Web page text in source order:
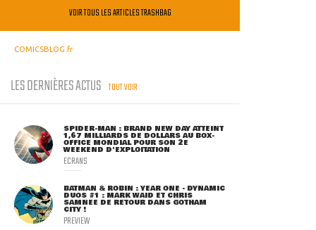
VOIR TOUS LES ARTICLES TRASHBAG
COMICSBLOG.fr
LES DERNIÈRES ACTUS TOUT VOIR
SPIDER-MAN : BRAND NEW DAY ATTEINT
1,67 MILLIARDS DE DOLLARS AU BOX-
OFFICE MONDIAL POUR SON 2E
WEEKEND D'EXPLOITATION
ECRANS
BATMAN & ROBIN : YEAR ONE - DYNAMIC
DUOS #1 : MARK WAID ET CHRIS
SAMNEE DE RETOUR DANS GOTHAM
CITY !
PREVIEW